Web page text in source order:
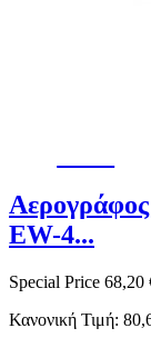
EW-4...
Special Price 68,20
Κανονική Τιμή: